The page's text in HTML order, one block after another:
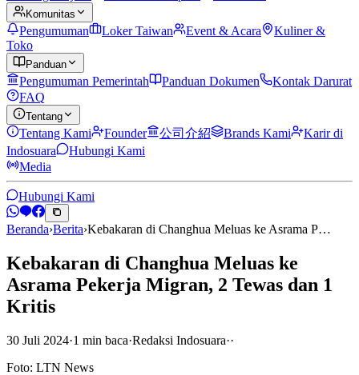
Komunitas
Pengumuman Loker Taiwan Event & Acara
Kuliner &
Toko
Panduan
Pengumuman Pemerintah Panduan Dokumen
Kontak Darurat
FAQ
Tentang
Tentang Kami Founder 公司介紹 Brands Kami
Karir di
Indosuara
Hubungi Kami
Media
Hubungi Kami
Beranda›Berita›Kebakaran di Changhua Meluas ke Asrama P…
Kebakaran di Changhua Meluas ke
Asrama Pekerja Migran, 2 Tewas dan 1
Kritis
30 Juli 2024·1 min baca·Redaksi Indosuara··
Foto: LTN News